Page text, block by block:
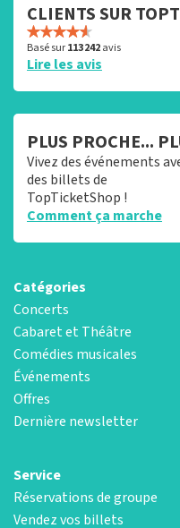
CLIENTS SUR
Basé sur113 242avis
Lire les avis
PLUS PROCHE...
Vivez des événements
des billets de
TopTicketShop !
Comment ça marche
Catégories
Concerts
Cabaret et Théâtre
Comédies musicales
Événements
Offres
Dernière newsletter
Service
Réservations de groupe
Vendez vos billets